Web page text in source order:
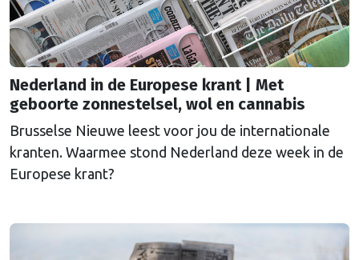
te zorgen en …Continued
Nederland in de Europese krant | Met
geboorte zonnestelsel, wol en cannabis
Brusselse Nieuwe leest voor jou de internationale
kranten. Waarmee stond Nederland deze week in de
Europese krant?